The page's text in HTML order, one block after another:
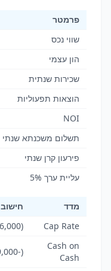
פרמטר
שווי נכס
הון עצמי
שכירות שנתית
הוצאות תפעוליות
NOI
תשלום משכנתא שנתי
פירעון קרן שנתי
עליית ערך 5%
מדד חישוב
Cap Rate
(46,000 / 1,500,000) × 100
Cash on
Cash
(-9,000 / 450,000) × 100